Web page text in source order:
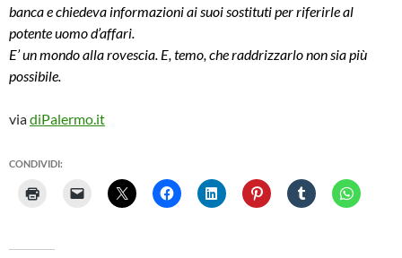
banca e chiedeva informazioni ai suoi sostituti per riferirle al
potente uomo d’affari.
E’ un mondo alla rovescia. E, temo, che raddrizzarlo non sia più
possibile.
viadiPalermo.it
CONDIVIDI: